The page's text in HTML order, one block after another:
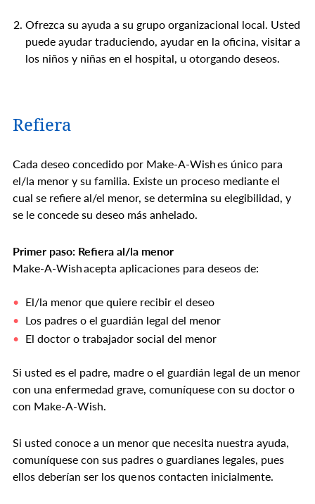
Ofrezca su ayuda a su grupo organizacional local. Usted
puede ayudar traduciendo, ayudar en la oficina, visitar a
los niños y niñas en el hospital, u otorgando deseos.
Refiera
Cada deseo concedido por Make-A-Wish es único para
el/la menor y su familia. Existe un proceso mediante el
cual se refiere al/el menor, se determina su elegibilidad, y
se le concede su deseo más anhelado.
Primer paso: Refiera al/la menor
Make-A-Wish acepta aplicaciones para deseos de:
El/la menor que quiere recibir el deseo
Los padres o el guardián legal del menor
El doctor o trabajador social del menor
Si usted es el padre, madre o el guardián legal de un menor
con una enfermedad grave, comuníquese con su doctor o
con Make-A-Wish.
Si usted conoce a un menor que necesita nuestra ayuda,
comuníquese con sus padres o guardianes legales, pues
ellos deberían ser los que nos contacten inicialmente.